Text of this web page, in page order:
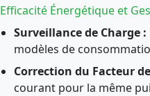
Efficacité Énergétique et
Surveillance de Charge :
modèles de
Correction du Facteur
courant pour la même